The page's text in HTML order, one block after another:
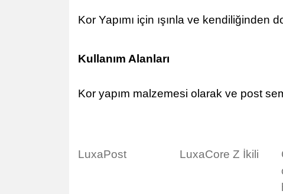
Kor Yapımı için ışınla ve kendiliğinden
Kullanım Alanları
Kor yapım malzemesi olarak ve post
LuxaPost LuxaCore Z İkili